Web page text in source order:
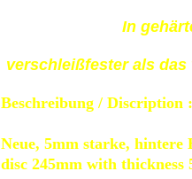
In
verschleißfester als
Beschreibung / Discription :
Neue, 5mm starke, hintere
disc 245mm with thickness